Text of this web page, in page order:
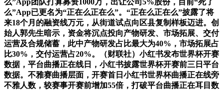
么”App团队打算募资1000万，出让公司5%股份，目前“死了
么”App已更名为“正在么正在么”。“正在么正在么”披露了将
来18个月的融资线万元，从街道试点向区县复制样板迈进。创
始人郭先生暗示，资金将沉点投向产物研发、市场拓展、交付
运营及合规储蓄，此中产物研发占比最大为40%，市场拓展占
比30%，交付运营占20%。（财联社）小红书发布世界杯开赛
数据，平台曲播正在线日，小红书披露世界杯开赛前三日平台
数据。不雅赛曲播层面，开赛首日小红书世界杯曲播正在线旁
不雅人数，较赛事开赛前增加55倍，打破平台曲播正在耳目数